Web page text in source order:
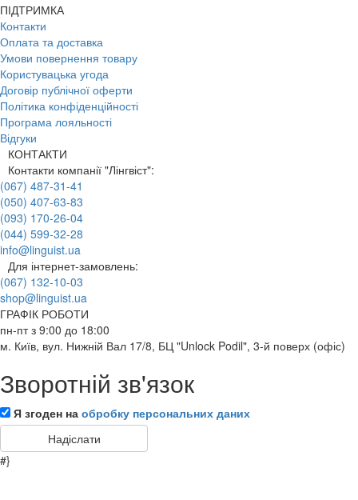
ПІДТРИМКА
Контакти
Оплата та доставка
Умови повернення товару
Користувацька угода
Договір публічної оферти
Політика конфіденційності
Програма лояльності
Відгуки
КОНТАКТИ
Контакти компанії "Лінгвіст":
(067) 487-31-41
(050) 407-63-83
(093) 170-26-04
(044) 599-32-28
info@linguist.ua
Для інтернет-замовлень:
(067) 132-10-03
shop@linguist.ua
ГРАФІК РОБОТИ
пн-пт з 9:00 до 18:00
м. Київ, вул. Нижній Вал 17/8, БЦ "Unlock Podil", 3-й поверх (офіс)
Зворотній зв'язок
Я згоден на обробку персональних даних
#}